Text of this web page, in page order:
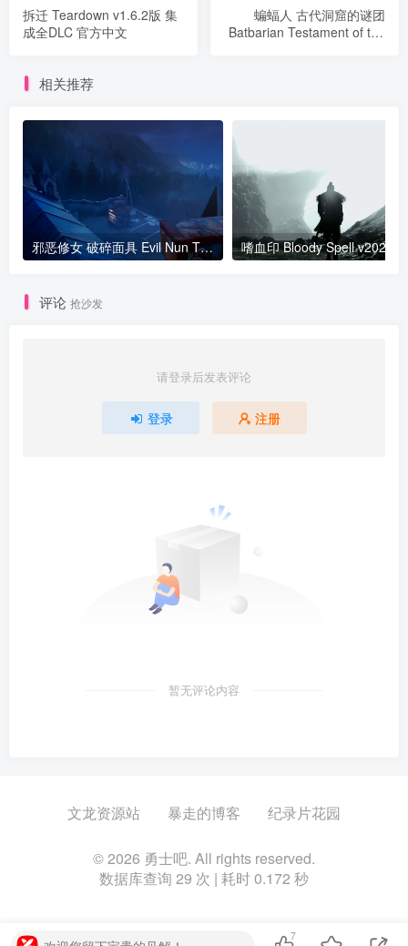
拆迁 Teardown v1.6.2版 集
成全DLC 官方中文
蝙蝠人 古代洞窟的谜团
Batbarian Testament of the
相关推荐
邪恶修女 破碎面具 Evil Nun The Broken Mask v1.671版 集成全DLC 官方中文
评论 抢沙发
请登录后发表评论
登录 注册
暂无评论内容
文龙资源站 暴走的博客 纪录片花园
© 2026 勇士吧. All rights reserved.
数据库查询 29 次 | 耗时 0.172 秒
7